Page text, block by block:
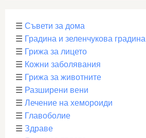
☰ Съвети за дома
☰ Градина и зеленчукова градина
☰ Грижа за лицето
☰ Кожни заболявания
☰ Грижа за животните
☰ Разширени вени
☰ Лечение на хемороиди
☰ Главоболие
☰ Здраве